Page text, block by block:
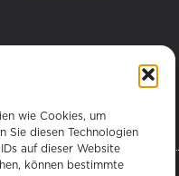
wie Cookies, um
Sie diesen Technologien
auf dieser Website
können bestimmte